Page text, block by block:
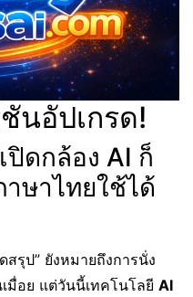
นอัปเกรด!
ปิดกล้อง AI ก็
ษาไทยใช้ได้
รุป” ยังหมายถึงการนั่ง
มื่อย แต่วันนี้เทคโนโลยี AI